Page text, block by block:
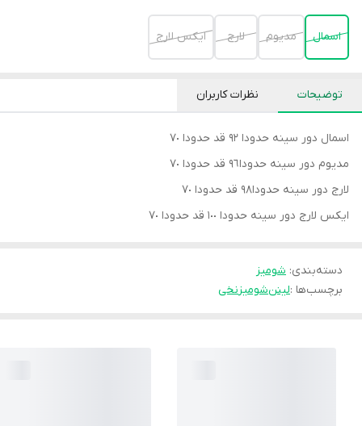
اسمال مديوم لارج ايكس لارج
توضیحات نظرات کاربران
اسمال دور سينه حدودا ٩٢ قد حدودا ٧٠
مديوم دور سينه حدودا٩٦ قد حدودا ٧٠
لارج دور سينه حدودا٩٨ قد حدودا ٧٠
ايكس لارج دور سينه حدودا ١٠٠ قد حدودا ٧٠
دسته‌بندی: شوميز
برچسب‌ها :لیننشومیزنخی